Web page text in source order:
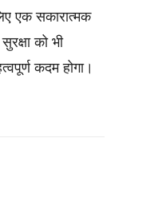
एक सकारात्मक
को भी
कदम होगा।